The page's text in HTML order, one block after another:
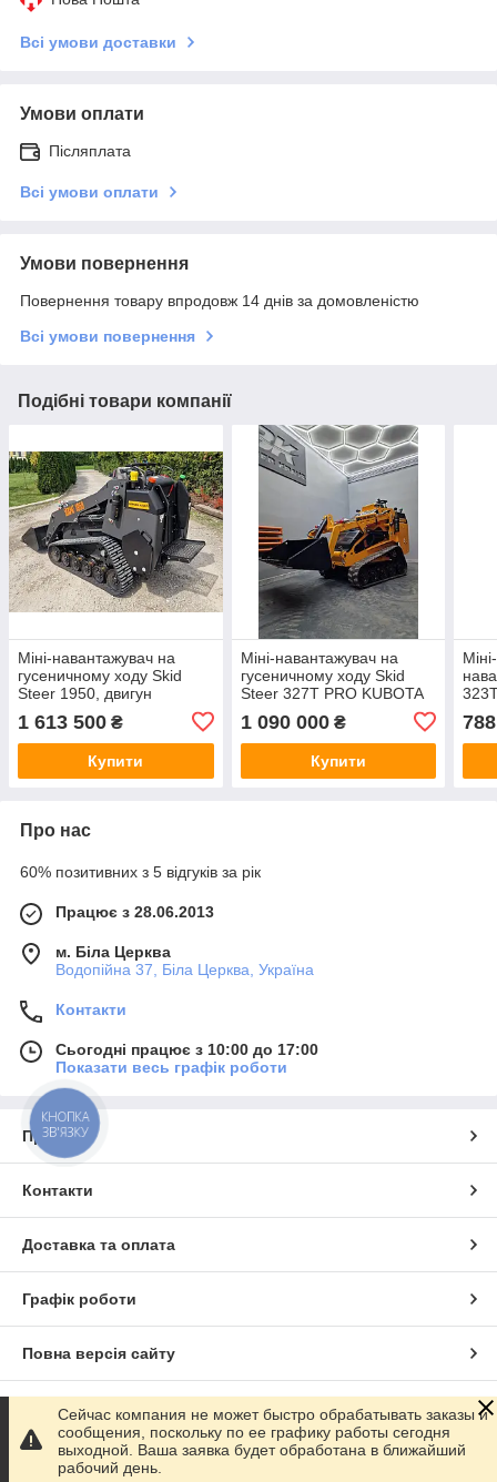
Всі умови доставки
Умови оплати
Післяплата
Всі умови оплати
Умови повернення
Повернення товару впродовж 14 днів за домовленістю
Всі умови повернення
Подібні товари компанії
Міні-навантажувач на
гусеничному ходу Skid
Steer 1950, двигун
1 613 500 ₴
Купити
Міні-навантажувач на
гусеничному ходу Skid
Steer 327T PRO KUBOTA
1 090 000₴
Купити
Про нас
60% позитивних з 5 відгуків за рік
Працює з 28.06.2013
м. Біла Церква
Водопійна 37, Біла Церква, Україна
Контакти
Сьогодні працює з 10:00 до 17:00
Показати весь графік роботи
Про нас
Контакти
Доставка та оплата
Графік роботи
Повна версія сайту
Сайт створено на маркетплейсі Prom.ua
Політика конфіденційності
Сейчас компания не может быстро обрабатывать заказы и
сообщения, поскольку по ее графику работы сегодня
выходной. Ваша заявка будет обработана в ближайший
рабочий день.
КНОПКА
ЗВ'ЯЗКУ